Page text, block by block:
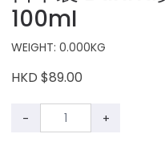
100mI
WEIGHT: 0.000KG
HKD $89.00
- +